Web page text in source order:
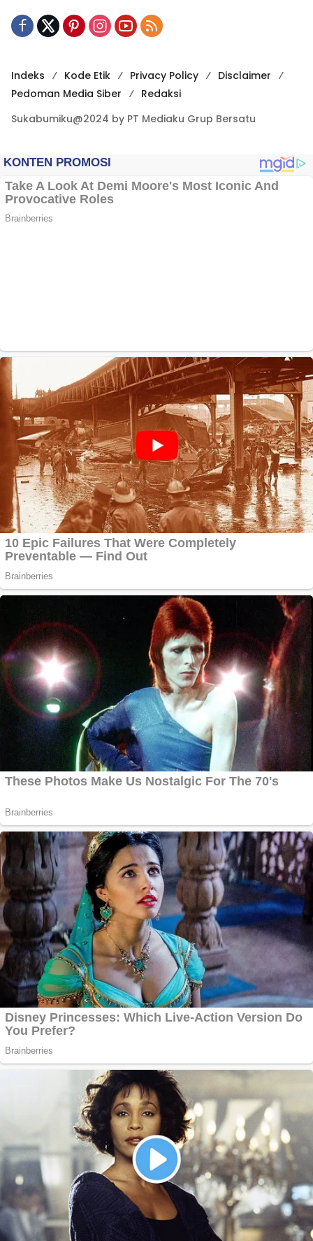
Indeks Kode Etik Privacy Policy
Disclaimer
Pedoman Media Siber
Redaksi
Sukabumiku@2024 by PT Mediaku Grup Bersatu